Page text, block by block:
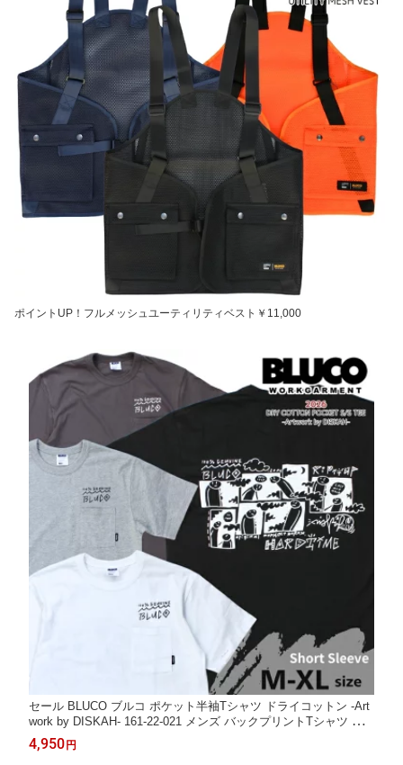
ポイントUP！フルメッシュユーティリティベスト￥11,000
セール BLUCO ブルコ ポケット半袖Tシャツ ドライコットン -Art
work by DISKAH- 161-22-021 メンズ バックプリントTシャツ 送
料無料
4,950 円